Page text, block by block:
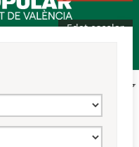
▼
Edat escolar